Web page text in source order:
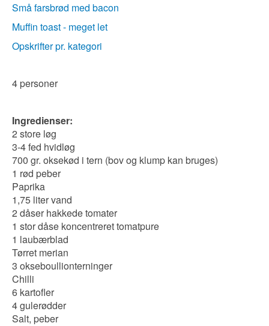
Små farsbrød med bacon
Muffin toast - meget let
Opskrifter pr. kategori
4 personer
Ingredienser:
2 store løg
3-4 fed hvidløg
700 gr. oksekød i tern (bov og klump kan bruges)
1 rød peber
Paprika
1,75 liter vand
2 dåser hakkede tomater
1 stor dåse koncentreret tomatpure
1 laubærblad
Tørret merian
3 okseboullionterninger
Chilli
6 kartofler
4 gulerødder
Salt, peber